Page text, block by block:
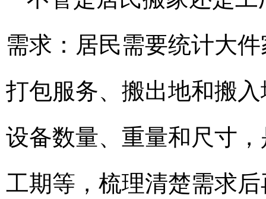
需求：居民需要统计大
打包服务、搬出地和搬
设备数量、重量和尺寸
工期等，梳理清楚需求